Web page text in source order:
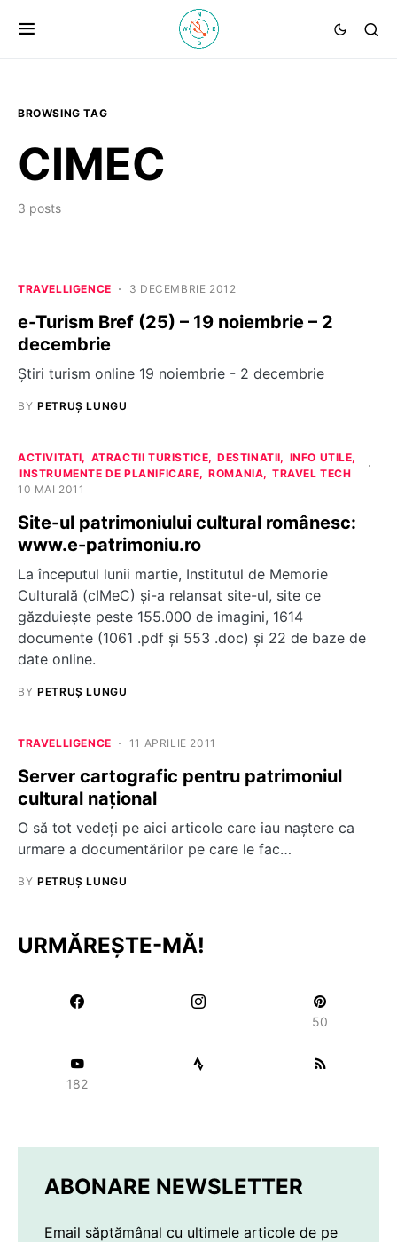
BROWSING TAG
CIMEC
3 posts
TRAVELLIGENCE 3 DECEMBRIE 2012
e-Turism Bref (25) – 19 noiembrie – 2
decembrie
Știri turism online 19 noiembrie - 2 decembrie
BY PETRUȘ LUNGU
ACTIVITATI ATRACTII TURISTICE DESTINATII
INFO UTILE
INSTRUMENTE DE PLANIFICARE
ROMANIA
TRAVEL TECH
10 MAI 2011
Site-ul patrimoniului cultural românesc:
www.e-patrimoniu.ro
La începutul lunii martie, Institutul de Memorie
Culturală (cIMeC) şi-a relansat site-ul, site ce
găzduieşte peste 155.000 de imagini, 1614
documente (1061 .pdf şi 553 .doc) și 22 de baze de
date online.
BY PETRUȘ LUNGU
TRAVELLIGENCE 11 APRILIE 2011
Server cartografic pentru patrimoniul
cultural naţional
O să tot vedeţi pe aici articole care iau naştere ca
urmare a documentărilor pe care le fac…
BY PETRUȘ LUNGU
URMĂREȘTE-MĂ!
50
182
ABONARE NEWSLETTER
Email săptămânal cu ultimele articole de pe